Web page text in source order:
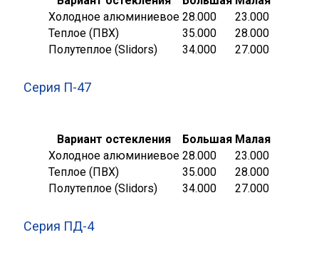
Холодное алюминиевое 28.000
23.000
Теплое (ПВХ)
35.000
28.000
Полутеплое (Slidors)
34.000 27.000
Серия П-47
Вариант остекления Большая Малая
Холодное алюминиевое 28.000
23.000
Теплое (ПВХ)
35.000
28.000
Полутеплое (Slidors)
34.000 27.000
Серия ПД-4